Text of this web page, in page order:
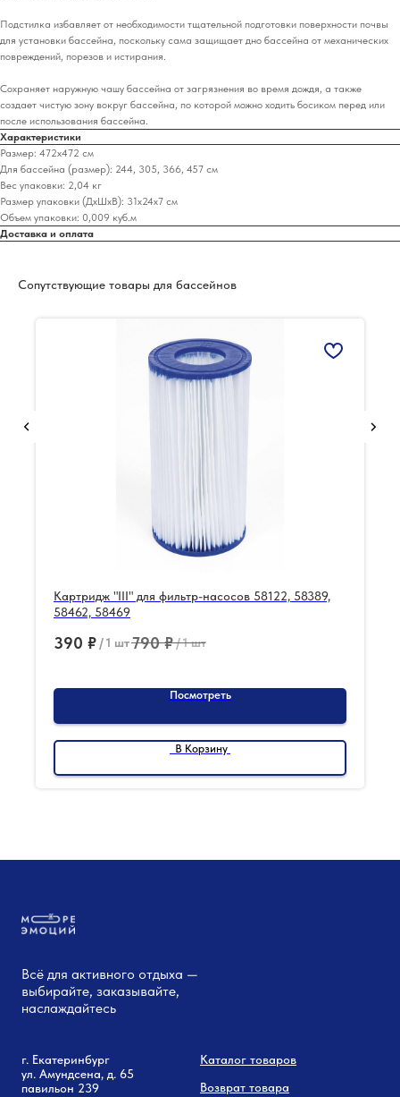
Подстилка избавляет от необходимости тщательной подготовки поверхности почвы
для установки бассейна, поскольку сама защищает дно бассейна от механических
повреждений, порезов и истирания.
Сохраняет наружную чашу бассейна от загрязнения во время дождя, а также
создает чистую зону вокруг бассейна, по которой можно ходить босиком перед или
после использования бассейна.
Характеристики
Размер: 472х472 см
Для бассейна (размер): 244, 305, 366, 457 см
Вес упаковки: 2,04 кг
Размер упаковки (ДхШхВ): 31х24х7 см
Объем упаковки: 0,009 куб.м
Доставка и оплата
Сопутствующие товары для бассейнов
Картридж "III" для фильтр-насосов 58122, 58389,
58462, 58469
390 ₽ /1 шт790 ₽/1 шт
Посмотреть
В Корзину
Всё для активного отдыха —
выбирайте, заказывайте,
наслаждайтесь
г. Екатеринбург
ул. Амундсена, д. 65
павильон 239
Каталог товаров
Возврат товара